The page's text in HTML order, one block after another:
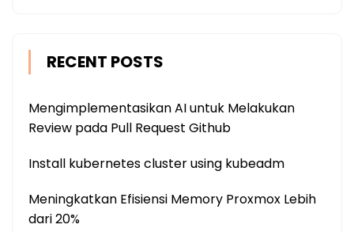
RECENT POSTS
Mengimplementasikan AI untuk Melakukan
Review pada Pull Request Github
Install kubernetes cluster using kubeadm
Meningkatkan Efisiensi Memory Proxmox Lebih
dari 20%